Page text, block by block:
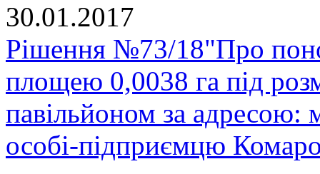
30.01.2017
Рішення №73/18"Про
площею 0,0038 га під
павільйоном за адресою:
особі-підприємцю